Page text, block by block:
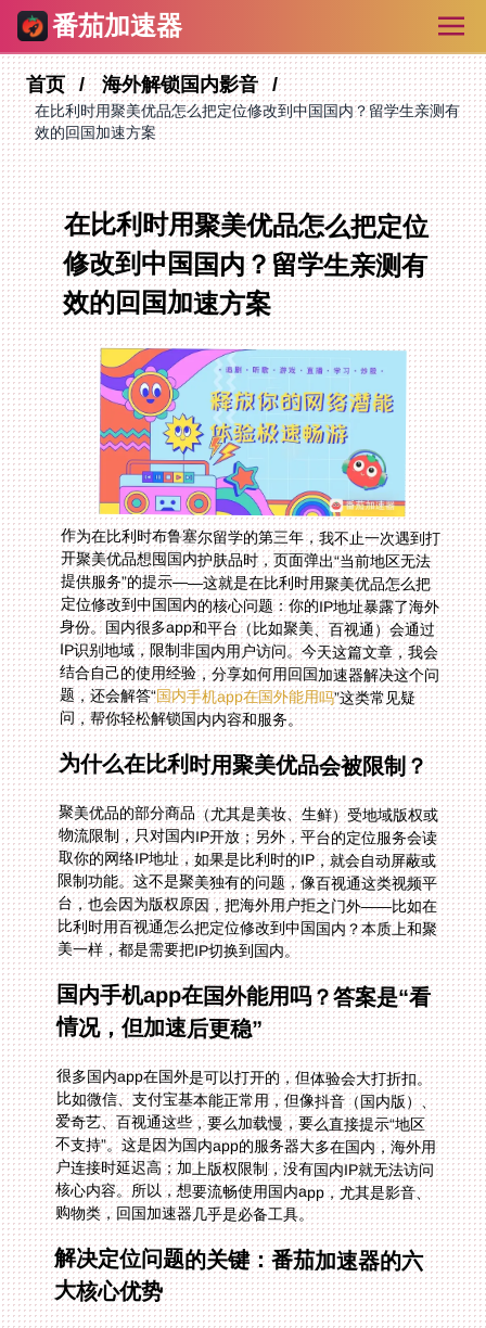
番茄加速器
首页 海外解锁国内影音
在比利时用聚美优品怎么把定位修改到中国国内？留学生亲测有
效的回国加速方案
在比利时用聚美优品怎么把定位
修改到中国国内？留学生亲测有
效的回国加速方案
作为在比利时布鲁塞尔留学的第三年，我不止一次遇到打
开聚美优品想囤国内护肤品时，页面弹出“当前地区无法
提供服务”的提示——这就是在比利时用聚美优品怎么把
定位修改到中国国内的核心问题：你的IP地址暴露了海外
身份。国内很多app和平台（比如聚美、百视通）会通过
IP识别地域，限制非国内用户访问。今天这篇文章，我会
结合自己的使用经验，分享如何用回国加速器解决这个问
题，还会解答“国内手机app在国外能用吗”这类常见疑
问，帮你轻松解锁国内内容和服务。
为什么在比利时用聚美优品会被限制？
聚美优品的部分商品（尤其是美妆、生鲜）受地域版权或
物流限制，只对国内IP开放；另外，平台的定位服务会读
取你的网络IP地址，如果是比利时的IP，就会自动屏蔽或
限制功能。这不是聚美独有的问题，像百视通这类视频平
台，也会因为版权原因，把海外用户拒之门外——比如在
比利时用百视通怎么把定位修改到中国国内？本质上和聚
美一样，都是需要把IP切换到国内。
国内手机app在国外能用吗？答案是“看
情况，但加速后更稳”
很多国内app在国外是可以打开的，但体验会大打折扣。
比如微信、支付宝基本能正常用，但像抖音（国内版）、
爱奇艺、百视通这些，要么加载慢，要么直接提示“地区
不支持”。这是因为国内app的服务器大多在国内，海外用
户连接时延迟高；加上版权限制，没有国内IP就无法访问
核心内容。所以，想要流畅使用国内app，尤其是影音、
购物类，回国加速器几乎是必备工具。
解决定位问题的关键：番茄加速器的六
大核心优势